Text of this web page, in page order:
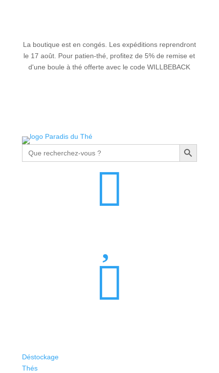
La boutique est en congés. Les expéditions reprendront
le 17 août. Pour patien-thé, profitez de 5% de remise et
d'une boule à thé offerte avec le code WILLBEBACK
Search
for:
Search Button


Déstockage
Thés